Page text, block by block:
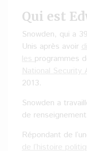
Qui est
Snowden, qui a
Unis après avoir
lesprogrammes
National
2013.
Snowden a
de
Répondant de
de l’histoire